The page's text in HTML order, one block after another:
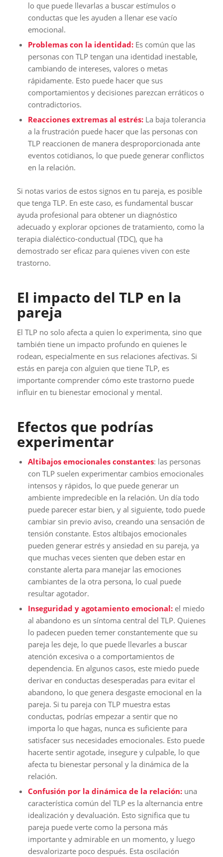
lo que puede llevarlas a buscar estímulos o
conductas que les ayuden a llenar ese vacío
emocional.
Problemas con la identidad: Es común que las
personas con TLP tengan una identidad inestable,
cambiando de intereses, valores o metas
rápidamente. Esto puede hacer que sus
comportamientos y decisiones parezcan erráticos o
contradictorios.
Reacciones extremas al estrés: La baja tolerancia
a la frustración puede hacer que las personas con
TLP reaccionen de manera desproporcionada ante
eventos cotidianos, lo que puede generar conflictos
en la relación.
Si notas varios de estos signos en tu pareja, es posible
que tenga TLP. En este caso, es fundamental buscar
ayuda profesional para obtener un diagnóstico
adecuado y explorar opciones de tratamiento, como la
terapia dialéctico-conductual (TDC), que ha
demostrado ser eficaz para quienes viven con este
trastorno.
El impacto del TLP en la
pareja
El TLP no solo afecta a quien lo experimenta, sino que
también tiene un impacto profundo en quienes le
rodean, especialmente en sus relaciones afectivas. Si
estás en pareja con alguien que tiene TLP, es
importante comprender cómo este trastorno puede
influir en tu bienestar emocional y mental.
Efectos que podrías
experimentar
Altibajos emocionales constantes: las personas
con TLP suelen experimentar cambios emocionales
intensos y rápidos, lo que puede generar un
ambiente impredecible en la relación. Un día todo
puede parecer estar bien, y al siguiente, todo puede
cambiar sin previo aviso, creando una sensación de
tensión constante. Estos altibajos emocionales
pueden generar estrés y ansiedad en su pareja, ya
que muchas veces sienten que deben estar en
constante alerta para manejar las emociones
cambiantes de la otra persona, lo cual puede
resultar agotador.
Inseguridad y agotamiento emocional:el miedo
al abandono es un síntoma central del TLP. Quienes
lo padecen pueden temer constantemente que su
pareja les deje, lo que puede llevarles a buscar
atención excesiva o a comportamientos de
dependencia. En algunos casos, este miedo puede
derivar en conductas desesperadas para evitar el
abandono, lo que genera desgaste emocional en la
pareja. Si tu pareja con TLP muestra estas
conductas, podrías empezar a sentir que no
importa lo que hagas, nunca es suficiente para
satisfacer sus necesidades emocionales. Esto puede
hacerte sentir agotade, insegure y culpable, lo que
afecta tu bienestar personal y la dinámica de la
relación.
Confusión por la dinámica de la relación:una
característica común del TLP es la alternancia entre
idealización y devaluación. Esto significa que tu
pareja puede verte como la persona más
importante y admirable en un momento, y luego
desvalorizarte poco después. Esta oscilación